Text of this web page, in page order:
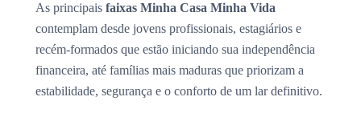
As principais faixas Minha Casa Minha Vida
contemplam desde jovens profissionais, estagiários e
recém-formados que estão iniciando sua independência
financeira, até famílias mais maduras que priorizam a
estabilidade, segurança e o conforto de um lar definitivo.